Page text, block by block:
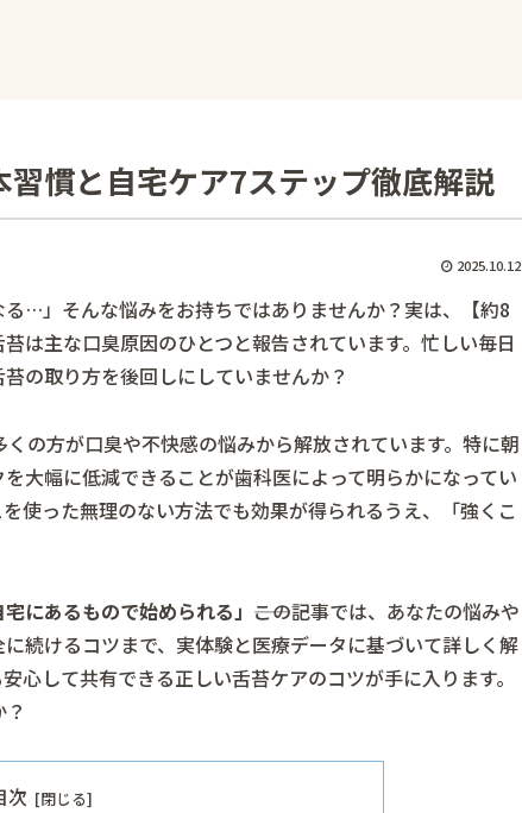
慣と自宅ケア7ステップ徹底解説
2025.10.12
…」そんな悩みをお持ちではありませんか？実は、【約8
は主な口臭原因のひとつと報告されています。忙しい毎日
の取り方を後回しにしていませんか？
くの方が口臭や不快感の悩みから解放されています。特に朝
大幅に低減できることが歯科医によって明らかになってい
使った無理のない方法でも効果が得られるうえ、「強くこ
にあるもので始められる」 ――この記事では、あなたの悩みや
続けるコツまで、実体験と医療データに基づいて詳しく解
心して共有できる正しい舌苔ケアのコツが手に入ります。
次